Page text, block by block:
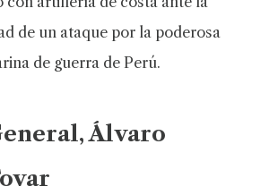
de un ataque por la poderosa
de guerra de Perú.
Álvaro